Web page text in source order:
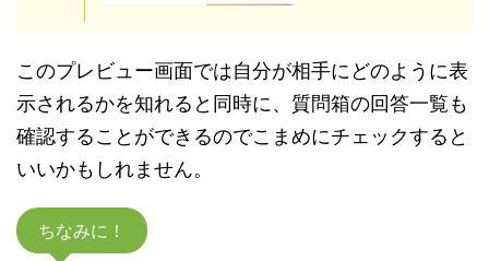
このプレビュー画面では自分が相手にどのように表
示されるかを知れると同時に、質問箱の回答一覧も
確認することができるのでこまめにチェックすると
いいかもしれません。
ちなみに！